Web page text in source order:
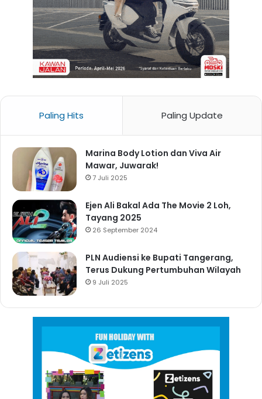
Paling Hits Paling Update
Marina Body Lotion dan Viva Air
Mawar, Juwarak!
7 Juli 2025
Ejen Ali Bakal Ada The Movie 2 Loh,
Tayang 2025
26 September 2024
PLN Audiensi ke Bupati Tangerang,
Terus Dukung Pertumbuhan Wilayah
9 Juli 2025